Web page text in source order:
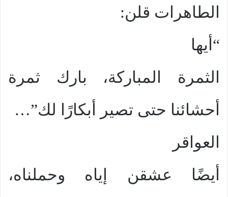
الطاهرات قلن:
“أيها
الثمرة المباركة، بارك ثمرة
أحشائنا حتى تصير أبكارًا لك”…
العواقر
أيضًا عشقن إياه وحملناه،